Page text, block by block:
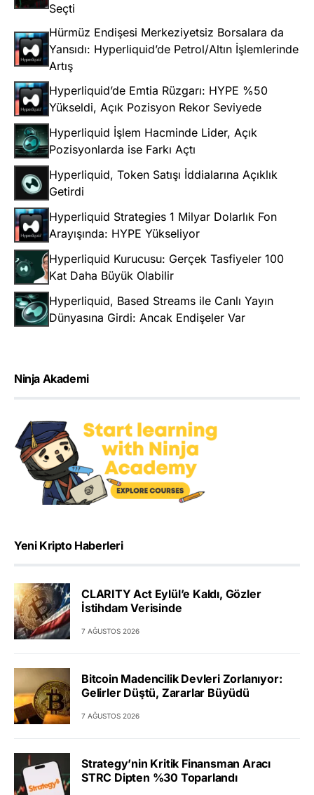
Seçti
Hürmüz Endişesi Merkeziyetsiz Borsalara da
Yansıdı: Hyperliquid’de Petrol/Altın İşlemlerinde
Artış
Hyperliquid’de Emtia Rüzgarı: HYPE %50
Yükseldi, Açık Pozisyon Rekor Seviyede
Hyperliquid İşlem Hacminde Lider, Açık
Pozisyonlarda ise Farkı Açtı
Hyperliquid, Token Satışı İddialarına Açıklık
Getirdi
Hyperliquid Strategies 1 Milyar Dolarlık Fon
Arayışında: HYPE Yükseliyor
Hyperliquid Kurucusu: Gerçek Tasfiyeler 100
Kat Daha Büyük Olabilir
Hyperliquid, Based Streams ile Canlı Yayın
Dünyasına Girdi: Ancak Endişeler Var
Ninja Akademi
Yeni Kripto Haberleri
CLARITY Act Eylül’e Kaldı, Gözler
İstihdam Verisinde
7 AĞUSTOS 2026
Bitcoin Madencilik Devleri Zorlanıyor:
Gelirler Düştü, Zararlar Büyüdü
7 AĞUSTOS 2026
Strategy’nin Kritik Finansman Aracı
STRC Dipten %30 Toparlandı